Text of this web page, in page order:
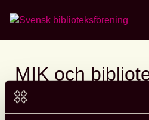
MIK och
lägesrapport